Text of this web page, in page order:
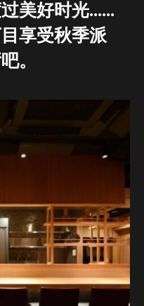
美好时光......
享受秋季派
。